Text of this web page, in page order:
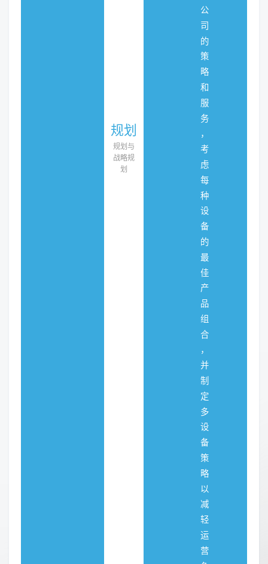
规划
规划与
战略规
划
公
司
的
策
略
和
服
务
，
考
虑
每
种
设
备
的
最
佳
产
品
组
合
，
并
制
定
多
设
备
策
略
以
减
轻
运
营